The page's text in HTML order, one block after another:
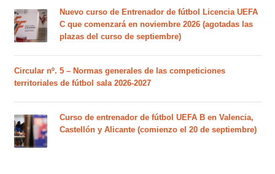
Nuevo curso de Entrenador de fútbol Licencia UEFA
C que comenzará en noviembre 2026 (agotadas las
plazas del curso de septiembre)
Circular nº. 5 – Normas generales de las competiciones
territoriales de fútbol sala 2026-2027
Curso de entrenador de fútbol UEFA B en Valencia,
Castellón y Alicante (comienzo el 20 de septiembre)